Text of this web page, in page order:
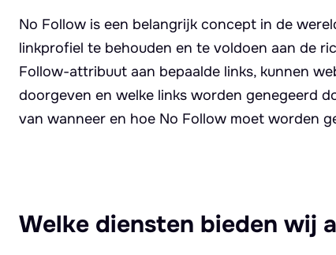
No Follow is een belangrijk concept in de
linkprofiel te behouden en te voldoen aan de
Follow-attribuut aan bepaalde links, kunnen
doorgeven en welke links worden genegeerd
van wanneer en hoe No Follow moet worden
Welke diensten bieden wij